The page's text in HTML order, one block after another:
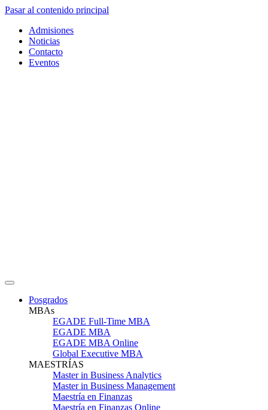
Pasar al contenido principal
Admisiones
Noticias
Contacto
Eventos
Posgrados
MBAs
EGADE Full-Time MBA
EGADE MBA
EGADE MBA Online
Global Executive MBA
MAESTRÍAS
Master in Business Analytics
Master in Business Management
Maestría en Finanzas
Maestría en Finanzas Online